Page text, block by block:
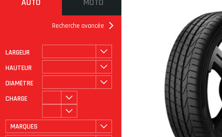
Recherche avancée
LARGEUR
HAUTEUR
DIAMÈTRE
CHARGE
MARQUES
ROULAGE À PLAT